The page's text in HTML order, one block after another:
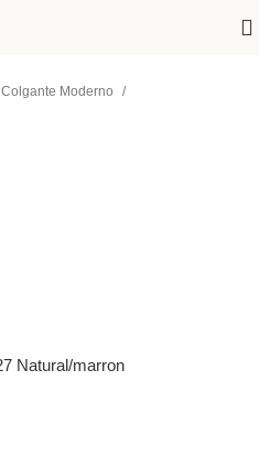
Colgante Moderno